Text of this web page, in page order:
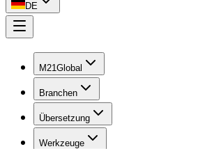
DE
M21Global
Branchen
Übersetzung
Werkzeuge